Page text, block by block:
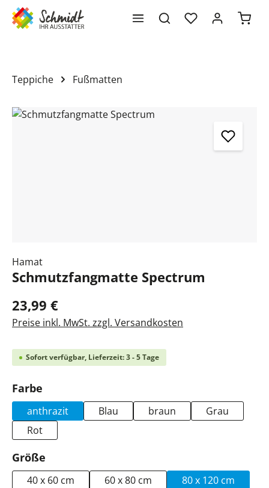
springen
Teppiche Fußmatten
Bildergalerie überspringen
Hamat
Schmutzfangmatte Spectrum
23,99 €
Preise inkl. MwSt. zzgl. Versandkosten
Sofort verfügbar, Lieferzeit: 3 - 5 Tage
Farbe
anthrazit Blau braun
Grau
Rot
Größe
40 x 60 cm 60 x 80 cm 80 x 120 cm